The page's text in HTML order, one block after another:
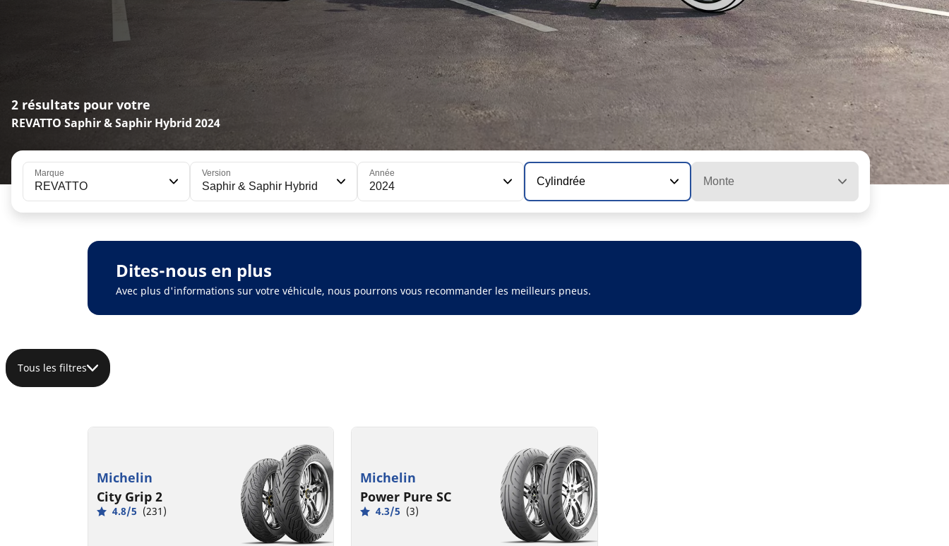
2 résultats pour votre
REVATTO Saphir & Saphir Hybrid 2024
Marque
REVATTO
Version
Saphir & Saphir Hybrid
Année
2024 Cylindrée Monte
Dites-nous en plus
Avec plus d'informations sur votre véhicule, nous pourrons vous recommander les meilleurs pneus.
Tous les filtres
Michelin
City Grip 2
4.8/5 (231)
Michelin
Power Pure SC
4.3/5 (3)